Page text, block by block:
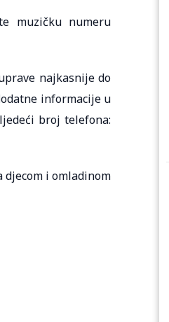
muzičku numeru
najkasnije do
informacije u
broj telefona:
i omladinom